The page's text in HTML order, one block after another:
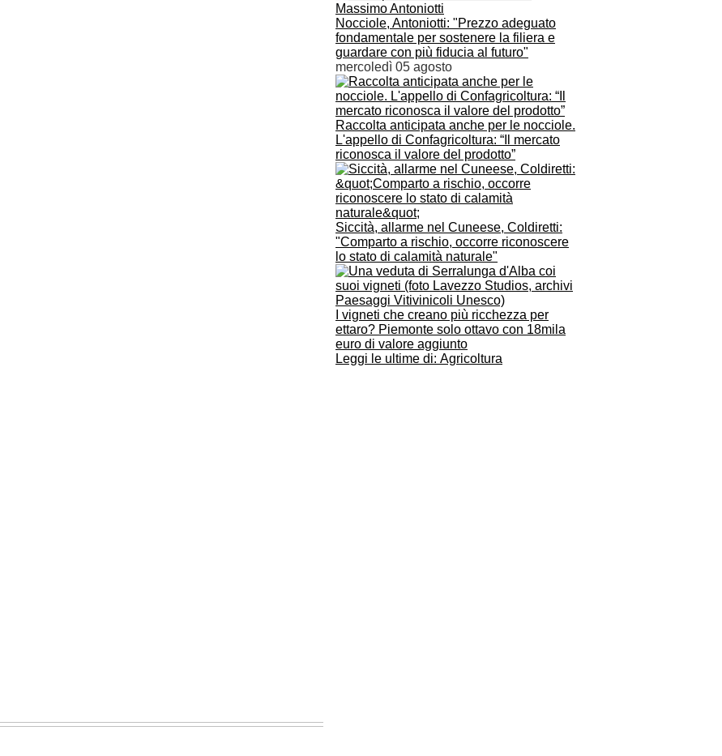
Nocciole, Antoniotti: "Prezzo adeguato
fondamentale per sostenere la filiera e
guardare con più fiducia al futuro"
mercoledì 05 agosto
Raccolta anticipata anche per le nocciole.
L'appello di Confagricoltura: “Il mercato
riconosca il valore del prodotto”
Siccità, allarme nel Cuneese, Coldiretti:
"Comparto a rischio, occorre riconoscere
lo stato di calamità naturale"
I vigneti che creano più ricchezza per
ettaro? Piemonte solo ottavo con 18mila
euro di valore aggiunto
Leggi le ultime di: Agricoltura